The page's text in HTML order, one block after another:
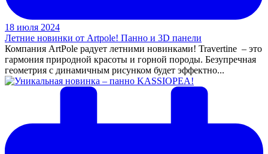
18 июля 2024
Летние новинки от Artpole! Панно и 3D панели
Компания ArtPole радует летними новинками! Travertine – это
гармония природной красоты и горной породы. Безупречная
геометрия с динамичным рисунком будет эффектно...